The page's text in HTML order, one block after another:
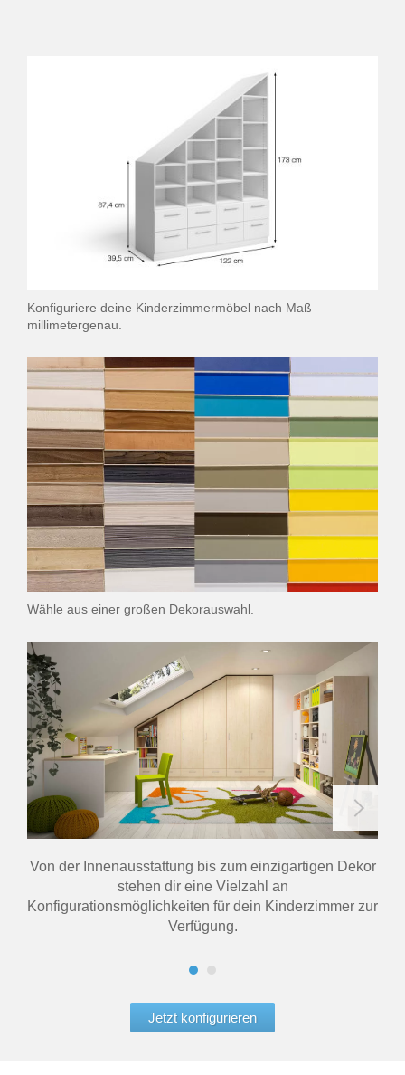
Konfiguriere deine Kinderzimmermöbel nach Maß
millimetergenau.
Wähle aus einer großen Dekorauswahl.
Von der Innenausstattung bis zum einzigartigen Dekor
stehen dir eine Vielzahl an
Konfigurationsmöglichkeiten für dein Kinderzimmer zur
Verfügung.
Jetzt konfigurieren